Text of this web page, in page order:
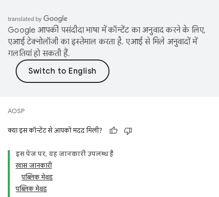
Google आपकी पसंदीदा भाषा में कॉन्टेंट का अनुवाद करने के लिए,
एआई टेक्नोलॉजी का इस्तेमाल करता है. एआई से मिले अनुवादों में
गलतियां हो सकती हैं.
AOSP
क्या इस कॉन्टेंट से आपको मदद मिली?
इस पेज पर, यह जानकारी उपलब्ध है
खास जानकारी
पब्लिक मेथड
पब्लिक मेथड